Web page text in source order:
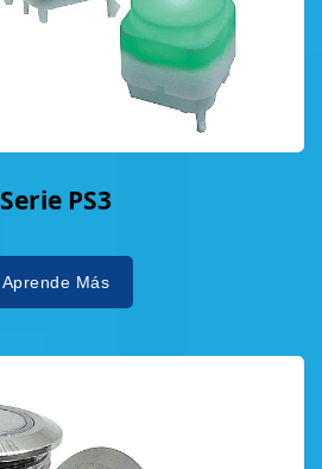
Serie PS3
Aprende Más